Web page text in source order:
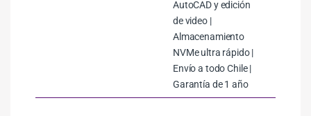
AutoCAD y edición
de video |
Almacenamiento
NVMe ultra rápido |
Envío a todo Chile |
Garantía de 1 año